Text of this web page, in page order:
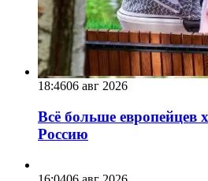
18:4606 авг 2026
Всё больше европейцев
Россию